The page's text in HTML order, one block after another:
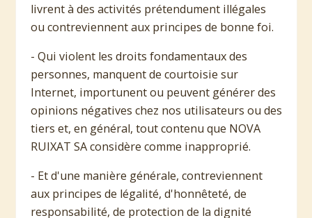
livrent à des activités prétendument illégales
ou contreviennent aux principes de bonne foi.
- Qui violent les droits fondamentaux des
personnes, manquent de courtoisie sur
Internet, importunent ou peuvent générer des
opinions négatives chez nos utilisateurs ou des
tiers et, en général, tout contenu que NOVA
RUIXAT SA considère comme inapproprié.
- Et d'une manière générale, contreviennent
aux principes de légalité, d'honnêteté, de
responsabilité, de protection de la dignité